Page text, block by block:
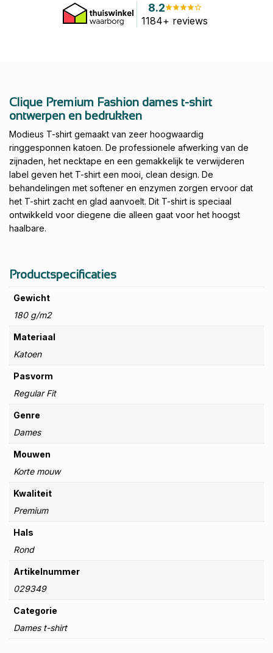
8.2
1184+ reviews
Clique Premium Fashion dames t-shirt
ontwerpen en bedrukken
Modieus T-shirt gemaakt van zeer hoogwaardig
ringgesponnen katoen. De professionele afwerking van de
zijnaden, het necktape en een gemakkelijk te verwijderen
label geven het T-shirt een mooi, clean design. De
behandelingen met softener en enzymen zorgen ervoor dat
het T-shirt zacht en glad aanvoelt. Dit T-shirt is speciaal
ontwikkeld voor diegene die alleen gaat voor het hoogst
haalbare.
Productspecificaties
Gewicht
180 g/m2
Materiaal
Katoen
Pasvorm
Regular Fit
Genre
Dames
Mouwen
Korte mouw
Kwaliteit
Premium
Hals
Rond
Artikelnummer
029349
Categorie
Dames t-shirt